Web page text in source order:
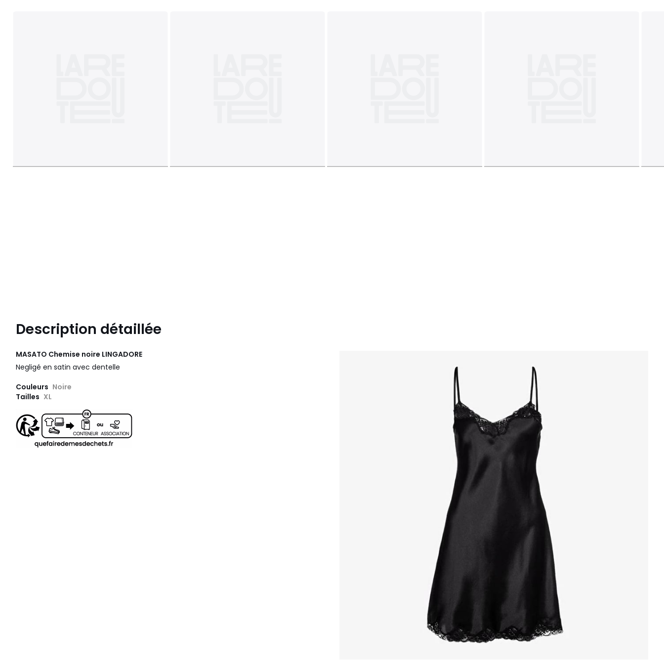
Description détaillée
MASATO Chemise noire LINGADORE
Negligé en satin avec dentelle
Couleurs Noire
Tailles XL